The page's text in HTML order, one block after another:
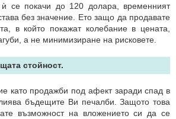
ѝ се покачи до 120 долара, временният
без значение. Ето защо да продавате
в който покажат колебание в цената,
а не минимизиране на рисковете.
стойност.
като продажби под афект заради спад в
бъдещите Ви печалби. Защото това
възможност на вложението си да се